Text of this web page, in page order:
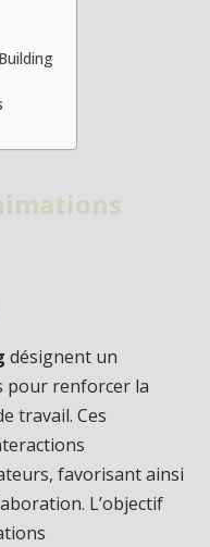
désignent un
pour renforcer la
travail. Ces
favorisant ainsi
L’objectif